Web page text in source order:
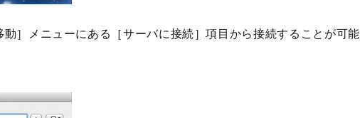
］メニューにある［サーバに接続］項目から接続することが可能